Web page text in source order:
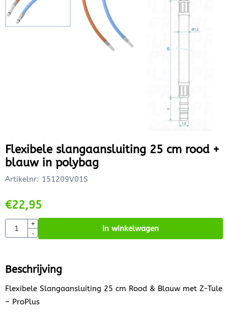
Flexibele slangaansluiting 25 cm rood +
blauw in polybag
Artikelnr: 151209V01S
€22,95
Aantal
+
-
In winkelwagen
Beschrijving
Flexibele Slangaansluiting 25 cm Rood & Blauw met Z-Tule
– ProPlus